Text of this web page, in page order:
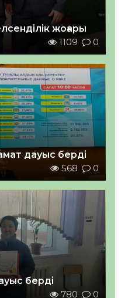
жоғары
1109 0
дауыс берді
568 0
берді
780 0